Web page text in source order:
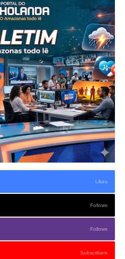
Likes
Follows
Follows
Subscribers